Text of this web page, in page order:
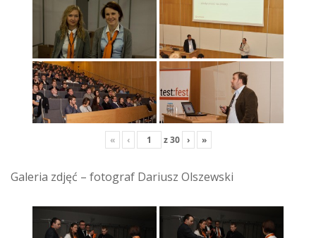
« ‹ z30 › »
Galeria zdjęć – fotograf Dariusz Olszewski